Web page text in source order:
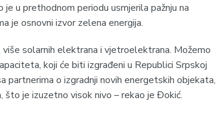
u prethodnom periodu usmjerila pažnju na
je osnovni izvor zelena energija.
solarnih elektrana i vjetroelektrana. Možemo
koji će biti izgrađeni u Republici Srpskoj
partnerima o izgradnji novih energetskih objekata,
je izuzetno visok nivo – rekao je Đokić.